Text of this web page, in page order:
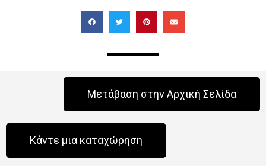
Μετάβαση στην Αρχική Σελίδα
Κάντε μια καταχώρηση